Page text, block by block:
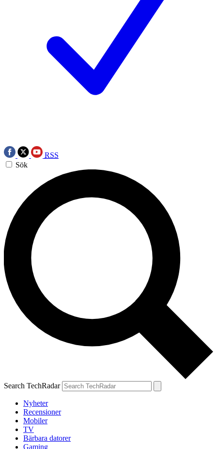
RSS
Sök
Search TechRadar
Nyheter
Recensioner
Mobiler
TV
Bärbara datorer
Gaming